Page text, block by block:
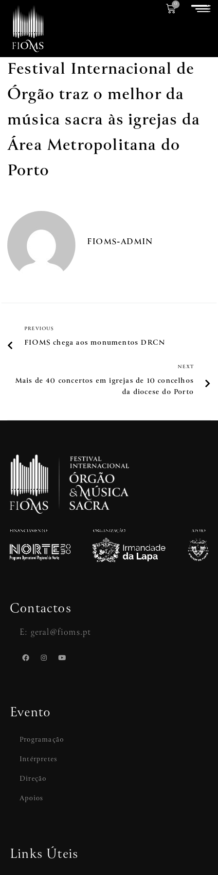
0
Festival Internacional de
Órgão traz o melhor da
música sacra às igrejas da
Área Metropolitana do
Porto
FIOMS-ADMIN
PREVIOUS
FIOMS chega aos monumentos DRCN
NEXT
Mais de 40 concertos em igrejas de 10 concelhos
da diocese do Porto
Contactos
E: geral@fioms.pt
Evento
Programação
Intérpretes
Direção
Apoios
Links Úteis